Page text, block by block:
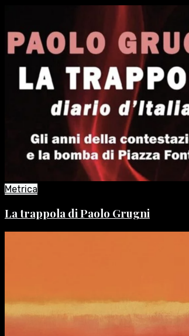
Metrica
La trappola di Paolo Grugni